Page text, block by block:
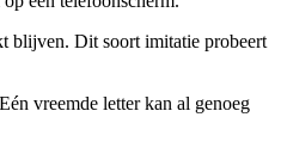
blijven. Dit soort imitatie probeert
vreemde letter kan al genoeg